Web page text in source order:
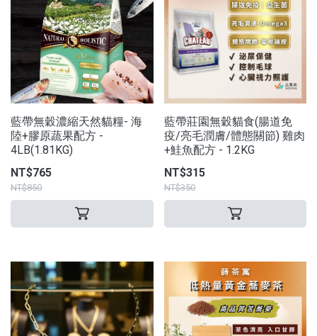
藍帶無穀濃縮天然貓糧- 海
陸+膠原蔬果配方 -
4LB(1.81KG)
NT$765
NT$850
藍帶莊園無穀貓食(腸道免
疫/亮毛潤膚/體態關節) 雞肉
+鮭魚配方 - 1.2KG
NT$315
NT$350